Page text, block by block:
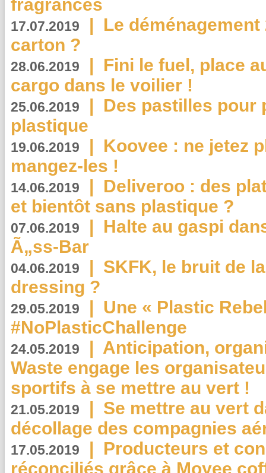
fragrances
17.07.2019 | Le
carton ?
28.06.2019 | Fini le fuel, place
cargo dans le voilier !
25.06.2019 | Des pastilles pour
plastique
19.06.2019 | Koovee : ne jetez
mangez-les !
14.06.2019 | Deliveroo : des
et bientôt sans plastique ?
07.06.2019 | Halte au gaspi
Ã„ss-Bar
04.06.2019 | SKFK, le bruit de
dressing ?
29.05.2019 | Une « Plastic
#NoPlasticChallenge
24.05.2019 | Anticipation,
Waste engage les
sportifs à se mettre au vert !
21.05.2019 | Se mettre au vert
décollage des compagnies
17.05.2019 | Producteurs et
réconciliés grâce à Moyee